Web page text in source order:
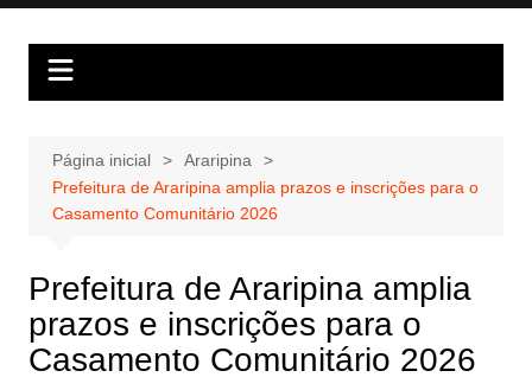
Página inicial
Araripina
Prefeitura de Araripina amplia prazos e inscrições para o
Casamento Comunitário 2026
Prefeitura de Araripina amplia
prazos e inscrições para o
Casamento Comunitário 2026